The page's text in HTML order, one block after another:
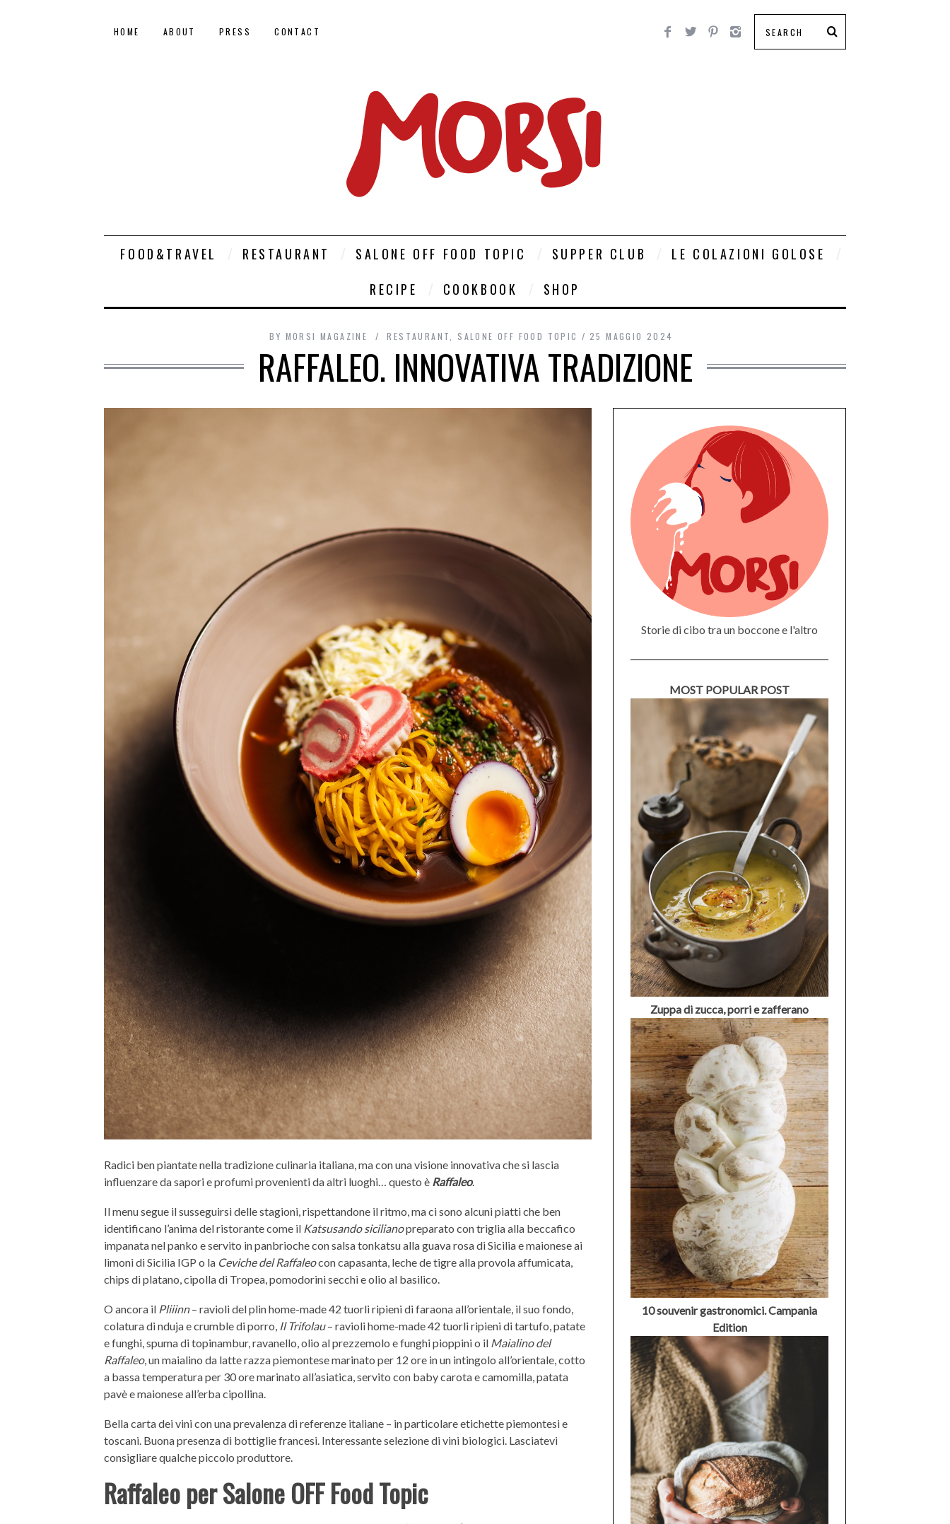
HOME ABOUT PRESS CONTACT
FOOD&TRAVEL RESTAURANT SALONE OFF FOOD TOPIC SUPPER CLUB
LE COLAZIONI GOLOSE
RECIPE
COOKBOOK SHOP
BY MORSI MAGAZINE RESTAURANT SALONE OFF FOOD TOPIC 25 MAGGIO 2024
RAFFALEO. INNOVATIVA TRADIZIONE
Radici ben piantate nella tradizione culinaria italiana, ma con una visione innovativa che si lascia
influenzare da sapori e profumi provenienti da altri luoghi… questo è Raffaleo.
Il menu segue il susseguirsi delle stagioni, rispettandone il ritmo, ma ci sono alcuni piatti che ben
identificano l’anima del ristorante come il Katsusando sicilianopreparato con triglia alla beccafico
impanata nel panko e servito in panbrioche con salsa tonkatsu alla guava rosa di Sicilia e maionese ai
limoni di Sicilia IGP o la Ceviche del Raffaleocon capasanta, leche de tigre alla provola affumicata,
chips di platano, cipolla di Tropea, pomodorini secchi e olio al basilico.
O ancora il Pliiinn– ravioli del plin home-made 42 tuorli ripieni di faraona all’orientale, il suo fondo,
colatura di nduja e crumble di porro, Il Trifolau– ravioli home-made 42 tuorli ripieni di tartufo, patate
e funghi, spuma di topinambur, ravanello, olio al prezzemolo e funghi pioppini o il Maialino del
Raffaleo, un maialino da latte razza piemontese marinato per 12 ore in un intingolo all’orientale, cotto
a bassa temperatura per 30 ore marinato all’asiatica, servito con baby carota e camomilla, patata
pavè e maionese all’erba cipollina.
Bella carta dei vini con una prevalenza di referenze italiane – in particolare etichette piemontesi e
toscani. Buona presenza di bottiglie francesi. Interessante selezione di vini biologici. Lasciatevi
consigliare qualche piccolo produttore.
Raffaleo per Salone OFF Food Topic
Storie di cibo tra un boccone e l'altro
MOST POPULAR POST
Zuppa di zucca, porri e zafferano
10 souvenir gastronomici. Campania
Edition